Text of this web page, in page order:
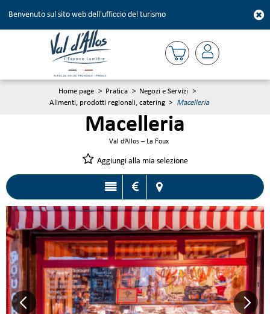
Benvenuto sul sito web dell'ufficcio del turismo
Home page > Pratica > Negozi e Servizi
>
Alimenti, prodotti regionali, catering > Macelleria
Macelleria
Val d’Allos – La Foux
Aggiungi alla mia selezione